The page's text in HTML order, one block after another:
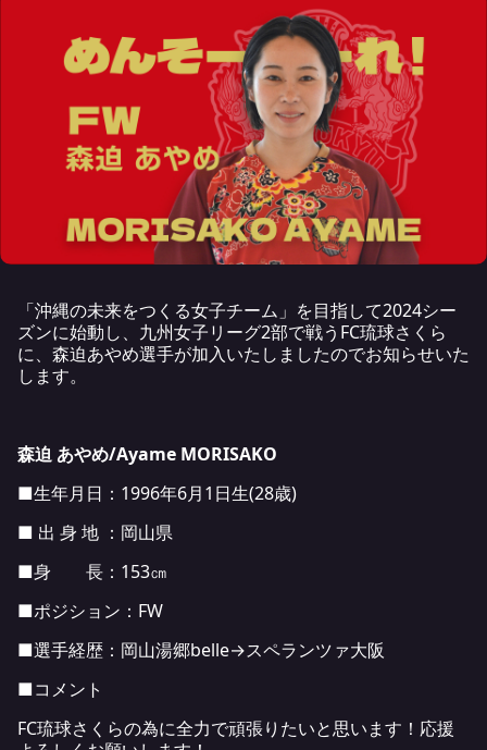
「沖縄の未来をつくる女子チーム」を目指して2024シー
ズンに始動し、九州女子リーグ2部で戦うFC琉球さくら
に、森迫あやめ選手が加入いたしましたのでお知らせいた
します。
森迫 あやめ/Ayame MORISAKO
■生年月日：1996年6月1日生(28歳)
■ 出 身 地 ：岡山県
■身 長：153㎝
■ポジション：FW
■選手経歴：岡山湯郷belle→スペランツァ大阪
■コメント
FC琉球さくらの為に全力で頑張りたいと思います！応援